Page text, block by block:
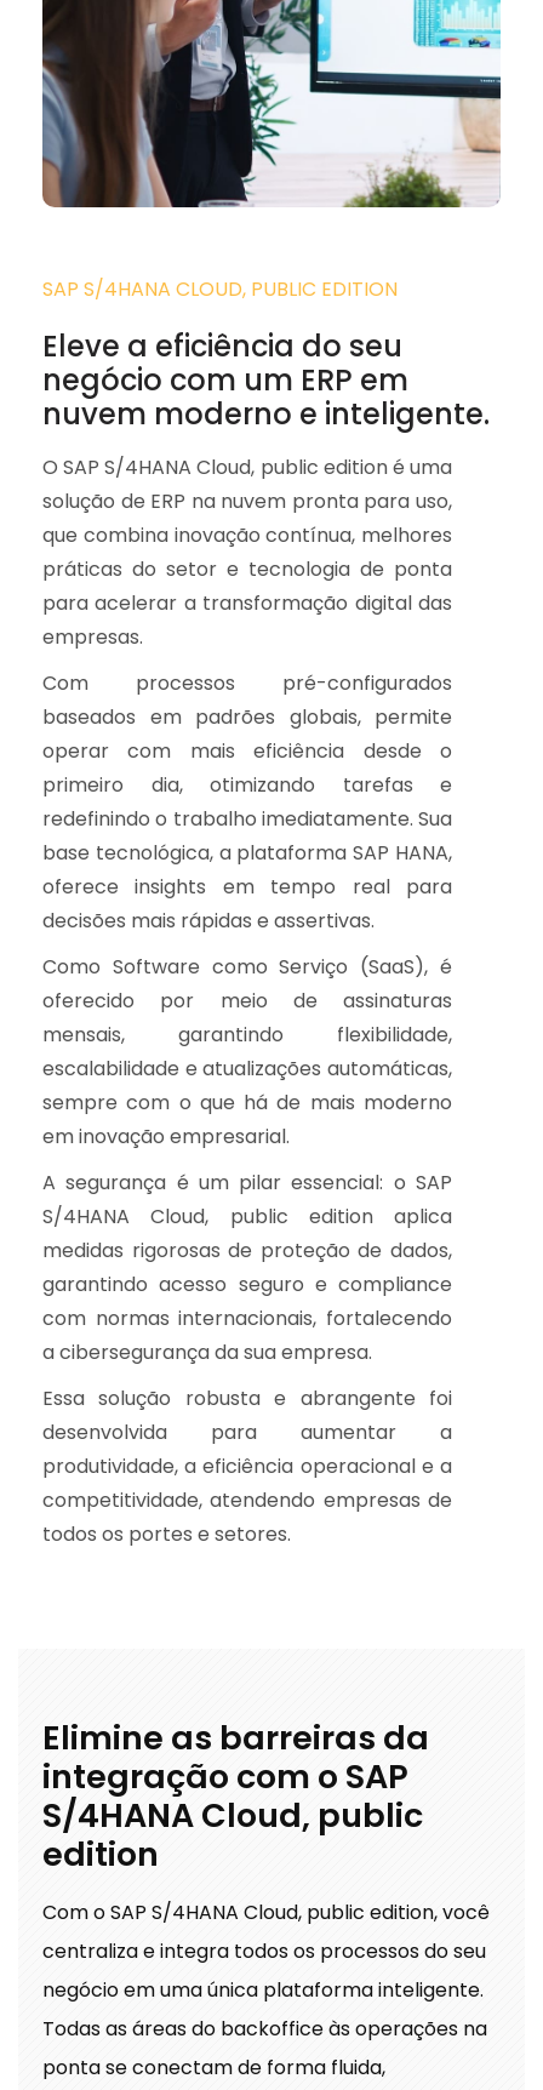
SAP S/4HANA CLOUD, PUBLIC EDITION
Eleve a eficiência do seu
negócio com um ERP em
nuvem moderno e inteligente.
O SAP S/4HANA Cloud, public edition é uma
solução de ERP na nuvem pronta para uso,
que combina inovação contínua, melhores
práticas do setor e tecnologia de ponta
para acelerar a transformação digital das
empresas.
Com processos pré-configurados
baseados em padrões globais, permite
operar com mais eficiência desde o
primeiro dia, otimizando tarefas e
redefinindo o trabalho imediatamente. Sua
base tecnológica, a plataforma SAP HANA,
oferece insights em tempo real para
decisões mais rápidas e assertivas.
Como Software como Serviço (SaaS), é
oferecido por meio de assinaturas
mensais, garantindo flexibilidade,
escalabilidade e atualizações automáticas,
sempre com o que há de mais moderno
em inovação empresarial.
A segurança é um pilar essencial: o SAP
S/4HANA Cloud, public edition aplica
medidas rigorosas de proteção de dados,
garantindo acesso seguro e compliance
com normas internacionais, fortalecendo
a cibersegurança da sua empresa.
Essa solução robusta e abrangente foi
desenvolvida para aumentar a
produtividade, a eficiência operacional e a
competitividade, atendendo empresas de
todos os portes e setores.
Elimine as barreiras da
integração com o SAP
S/4HANA Cloud, public
edition
Com o SAP S/4HANA Cloud, public edition, você
centraliza e integra todos os processos do seu
negócio em uma única plataforma inteligente.
Todas as áreas do backoffice às operações na
ponta se conectam de forma fluida,